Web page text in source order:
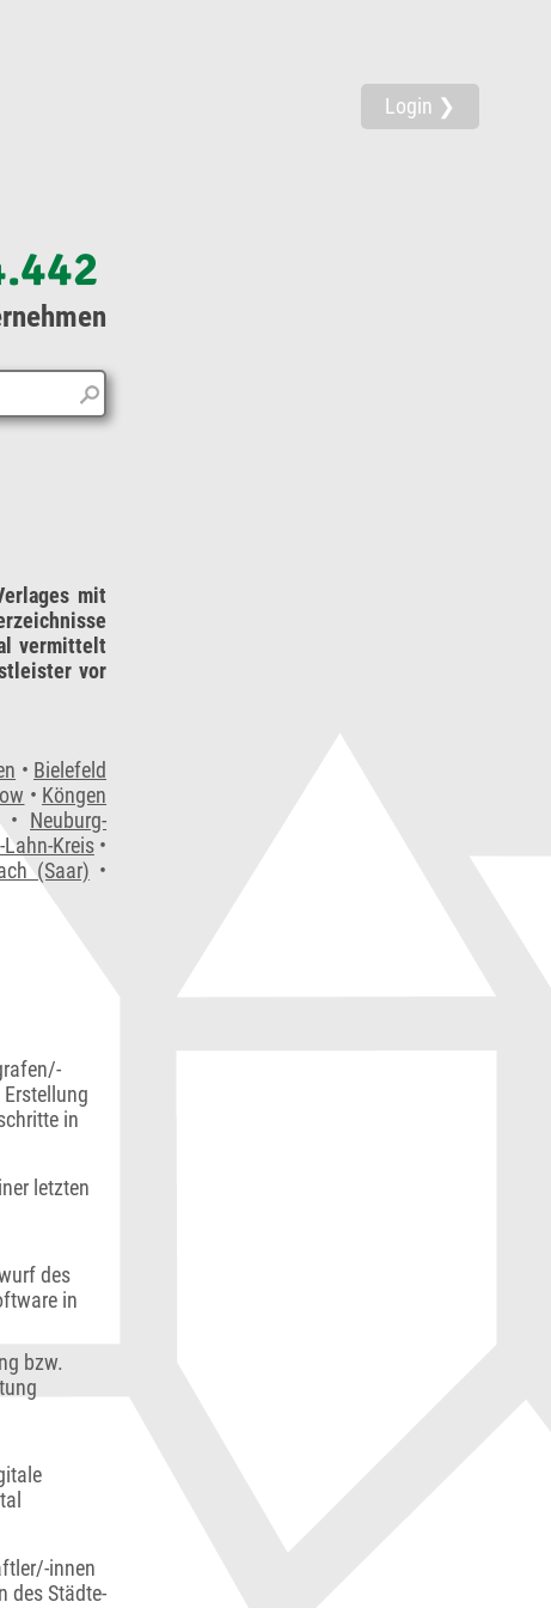
Login ❯
mit
vermittelt
vor
• Bielefeld
• Köngen
Neuburg-
Lahn-Kreis•
(Saar) •
in
letzten
des
in
bzw.
innen
des Städte-